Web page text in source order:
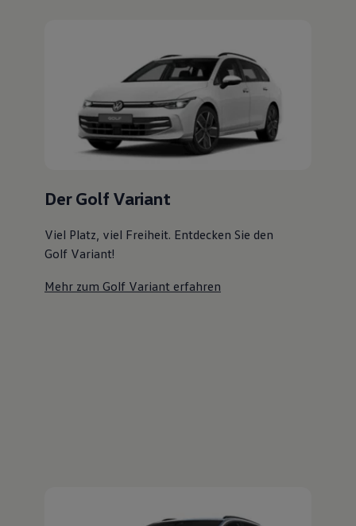
Warn- und Kontrollleuchten
Assistenzsysteme
Digitale Betriebsanleitung
Live Beratung
Magazin
Lifestyle
Transport
Familie
Pannen- und Unfallhilfe
Der Golf Variant
Viel Platz, viel Freiheit. Entdecken Sie den
Golf Variant!